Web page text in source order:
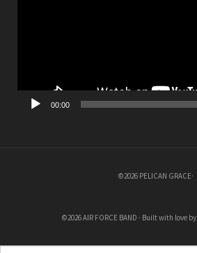
00:00
©2026 PELICAN GRACE·
©2026 AIR FORCE BAND · Built with love by